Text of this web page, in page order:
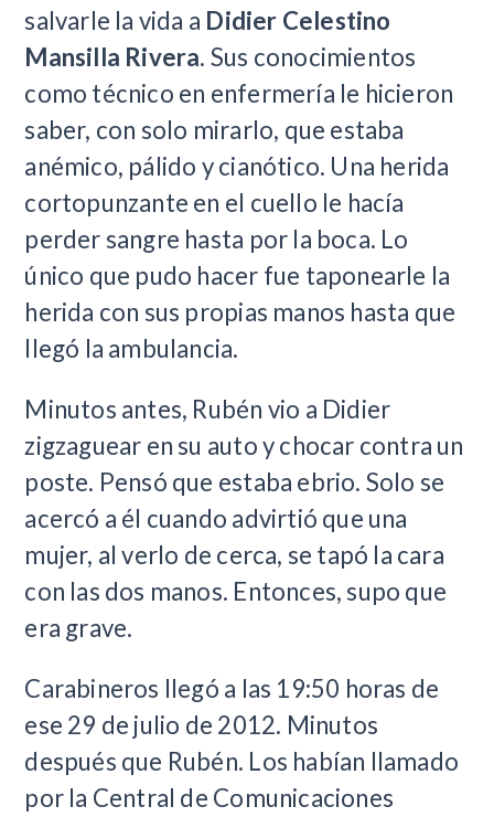
salvarle la vida a Didier Celestino
Mansilla Rivera. Sus conocimientos
como técnico en enfermería le hicieron
saber, con solo mirarlo, que estaba
anémico, pálido y cianótico. Una herida
cortopunzante en el cuello le hacía
perder sangre hasta por la boca. Lo
único que pudo hacer fue taponearle la
herida con sus propias manos hasta que
llegó la ambulancia.
Minutos antes, Rubén vio a Didier
zigzaguear en su auto y chocar contra un
poste. Pensó que estaba ebrio. Solo se
acercó a él cuando advirtió que una
mujer, al verlo de cerca, se tapó la cara
con las dos manos. Entonces, supo que
era grave.
Carabineros llegó a las 19:50 horas de
ese 29 de julio de 2012. Minutos
después que Rubén. Los habían llamado
por la Central de Comunicaciones